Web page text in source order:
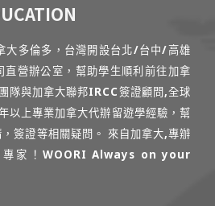
大多倫多，台灣開設台北/台中/高雄
直營辦公室，幫助學生順利前往加拿
隊與加拿大聯邦IRCC簽證顧問,全球
以上專業加拿大代辦留遊學經驗，幫
簽證等相關疑問。 來自加拿大,專辦
家！WOORI Always on your